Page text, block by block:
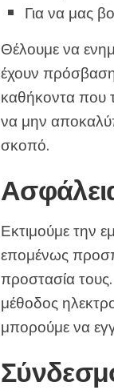
Για να μας
Θέλουμε να
έχουν
καθήκοντα που
να μην
σκοπό.
Εκτιμούμε την
επομένως
προστασία
μέθοδος
μπορούμε να